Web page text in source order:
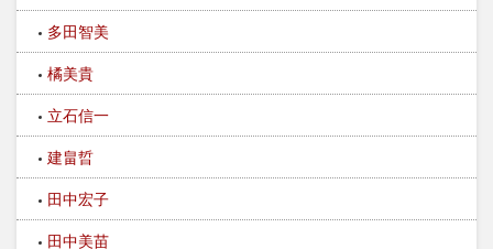
多田智美
橘美貴
立石信一
建畠晢
田中宏子
田中美苗